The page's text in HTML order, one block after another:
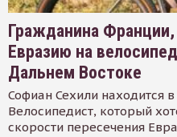
Гражданина
Евразию на
Дальнем Востоке
Софиан Сехили находится
Велосипедист, который
скорости пересечения